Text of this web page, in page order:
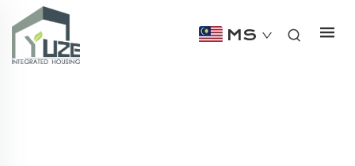
MS